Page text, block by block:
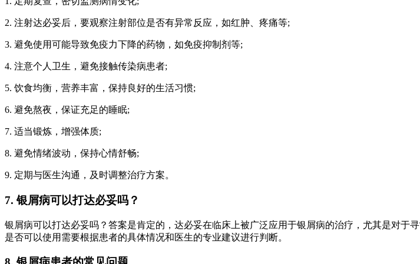
2. 注射达必妥后，要观察注射部位是否有异常反应，如红肿、疼痛等;
3. 避免使用可能导致免疫力下降的药物，如免疫抑制剂等;
4. 注意个人卫生，避免接触传染病患者;
5. 饮食均衡，营养丰富，保持良好的生活习惯;
6. 避免熬夜，保证充足的睡眠;
7. 适当锻炼，增强体质;
8. 避免情绪波动，保持心情舒畅;
9. 定期与医生沟通，及时调整治疗方案。
7. 银屑病可以打达必妥吗？
银屑病可以打达必妥吗？答案是肯定的，达必妥在临床上被广泛应用于银屑病的治疗，尤其是对于
是否可以使用需要根据患者的具体情况和医生的专业建议进行判断。